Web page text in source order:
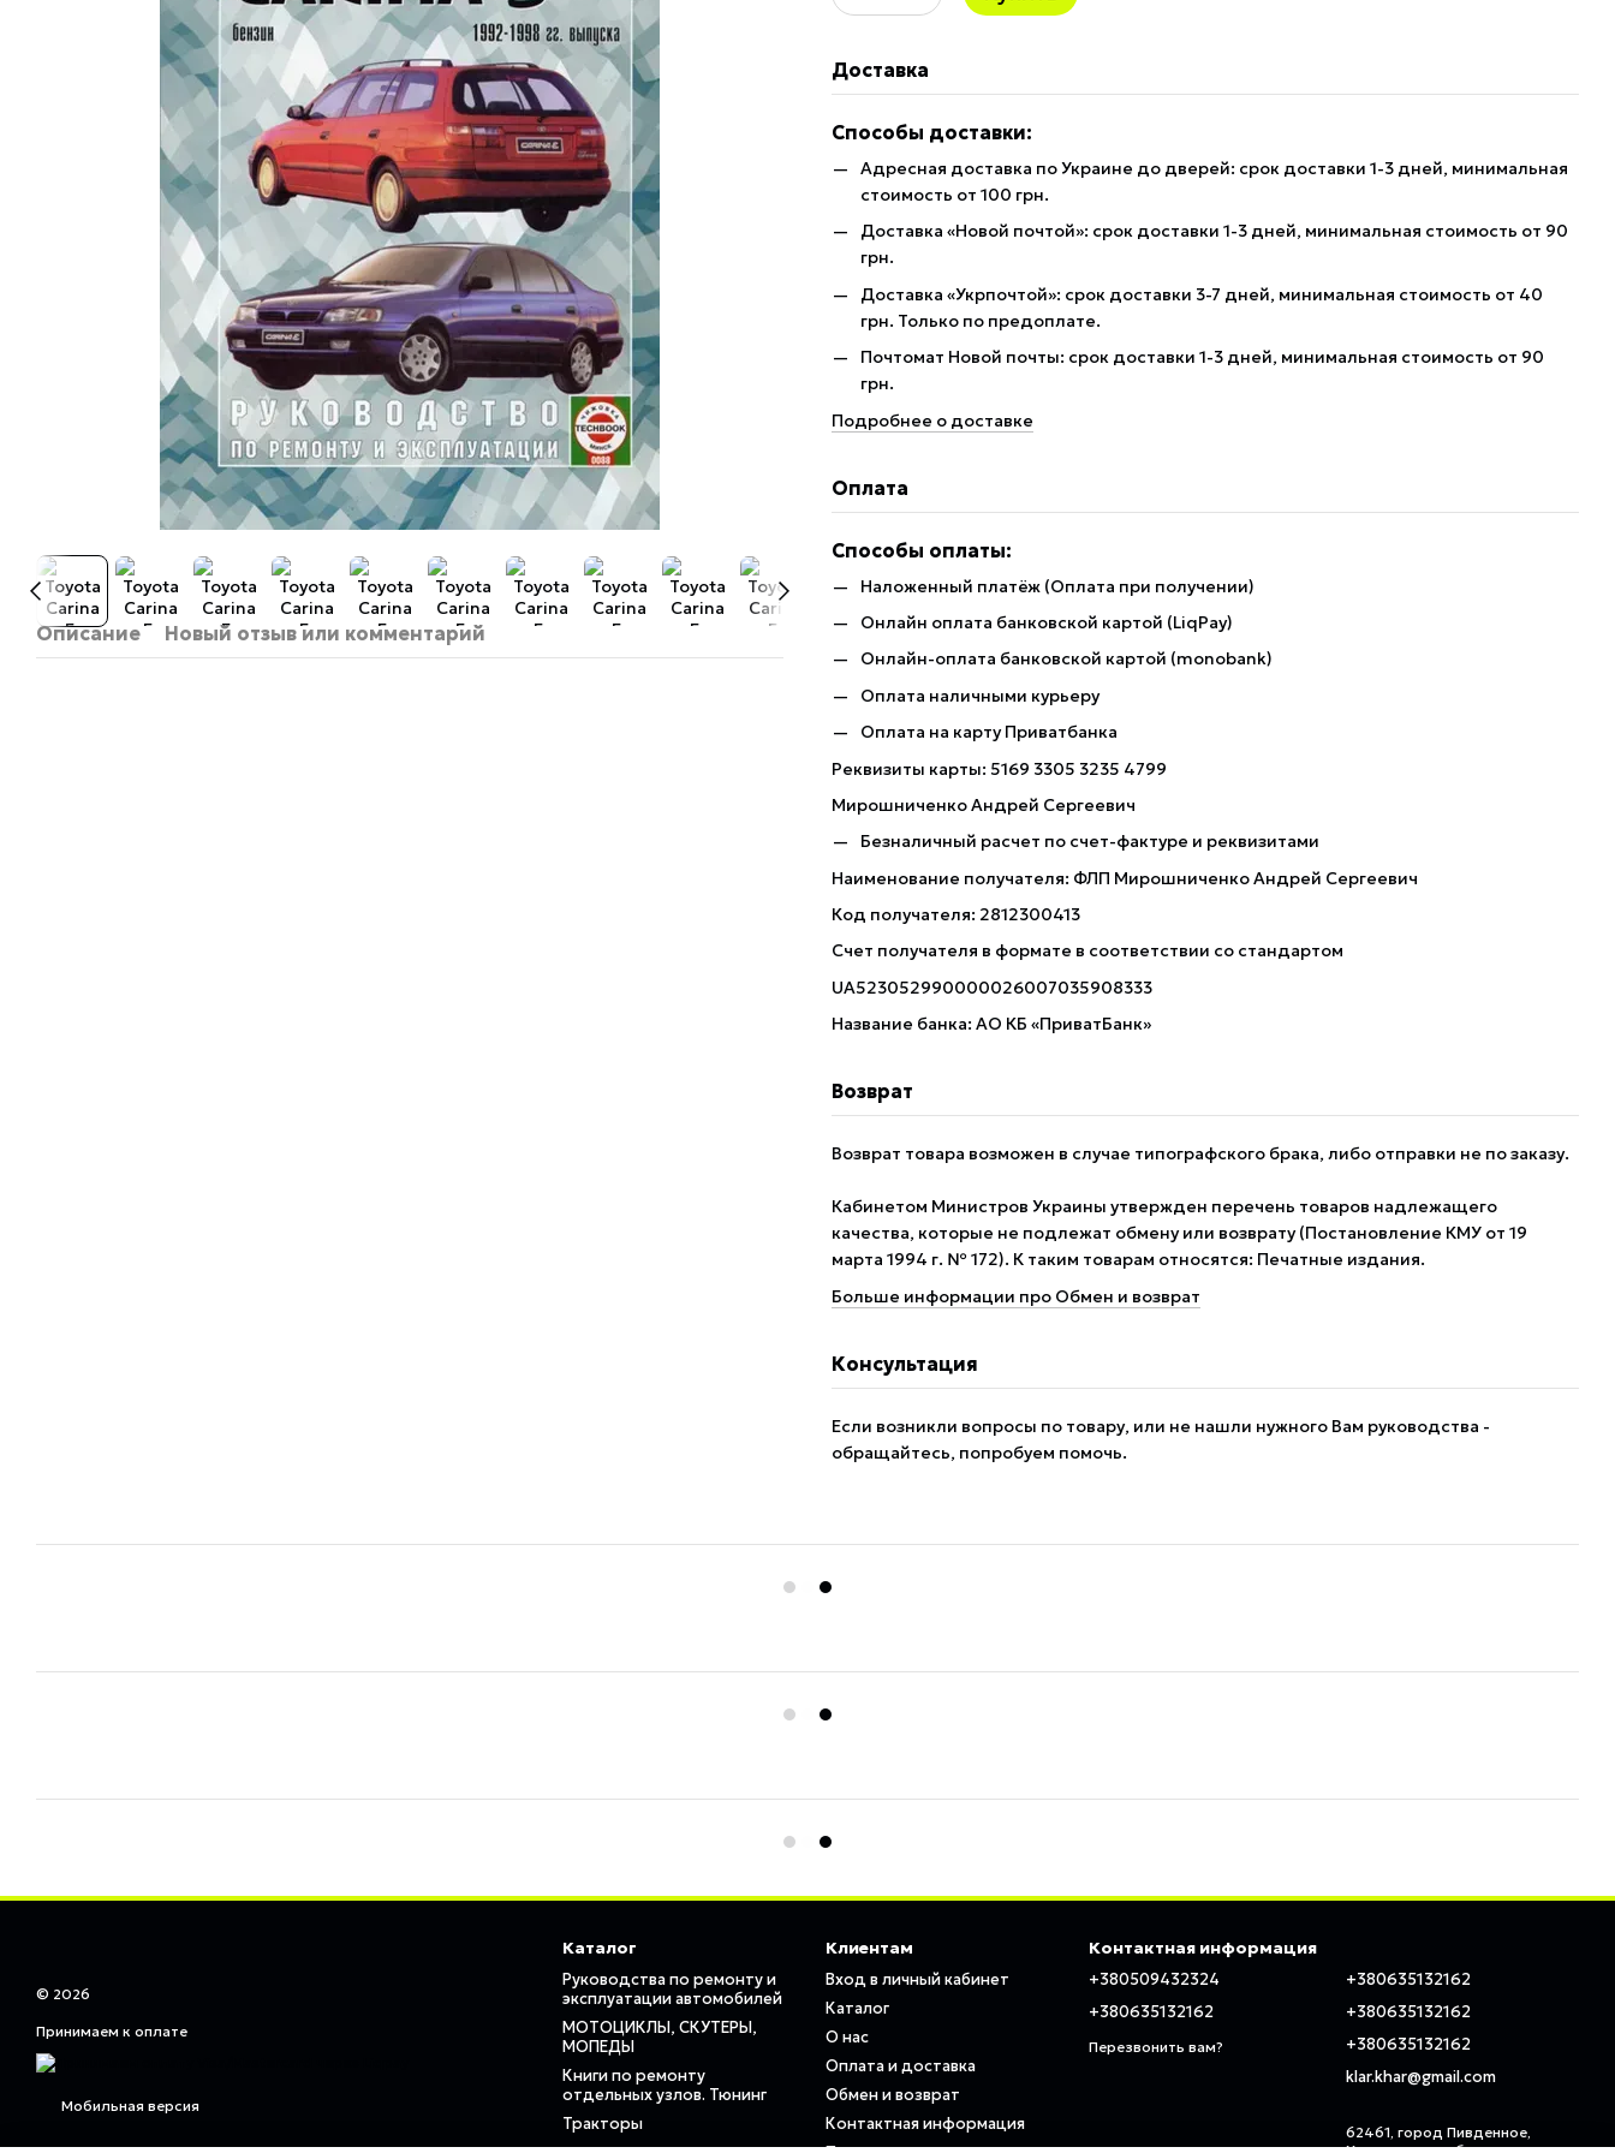
Описание Новый отзыв или комментарий
Доставка
Способы доставки:
Адресная доставка по Украине до дверей: срок доставки 1-3 дней, минимальная
стоимость от 100 грн.
Доставка «Новой почтой»: срок доставки 1-3 дней, минимальная стоимость от 90
грн.
Доставка «Укрпочтой»: срок доставки 3-7 дней, минимальная стоимость от 40
грн. Только по предоплате.
Почтомат Новой почты: срок доставки 1-3 дней, минимальная стоимость от 90
грн.
Подробнее о доставке
Оплата
Способы оплаты:
Наложенный платёж (Оплата при получении)
Онлайн оплата банковской картой (LiqPay)
Онлайн-оплата банковской картой (monobank)
Оплата наличными курьеру
Оплата на карту Приватбанка
Реквизиты карты: 5169 3305 3235 4799
Мирошниченко Андрей Сергеевич
Безналичный расчет по счет-фактуре и реквизитами
Наименование получателя: ФЛП Мирошниченко Андрей Сергеевич
Код получателя: 2812300413
Счет получателя в формате в соответствии со стандартом
UA523052990000026007035908333
Название банка: АО КБ «ПриватБанк»
Возврат
Возврат товара возможен в случае типографского брака, либо отправки не по заказу.
Кабинетом Министров Украины утвержден перечень товаров надлежащего
качества, которые не подлежат обмену или возврату (Постановление КМУ от 19
марта 1994 г. № 172). К таким товарам относятся: Печатные издания.
Больше информации про Обмен и возврат
Консультация
Если возникли вопросы по товару, или не нашли нужного Вам руководства -
обращайтесь, попробуем помочь.
© 2026
Принимаем к оплате
Мобильная версия
Каталог
Руководства по ремонту и
эксплуатации автомобилей
МОТОЦИКЛЫ, СКУТЕРЫ,
МОПЕДЫ
Книги по ремонту
отдельных узлов. Тюнинг
Тракторы
Клиентам
Вход в личный кабинет
Каталог
О нас
Оплата и доставка
Обмен и возврат
Контактная информация
Контактная информация
+380509432324
+380635132162
Перезвонить вам?
+380635132162
+380635132162
+380635132162
klar.khar@gmail.com
62461, город Пивденное,